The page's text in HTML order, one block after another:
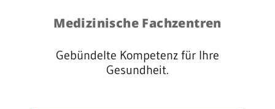
Medizinische Fachzentren
Gebündelte Kompetenz für Ihre
Gesundheit.